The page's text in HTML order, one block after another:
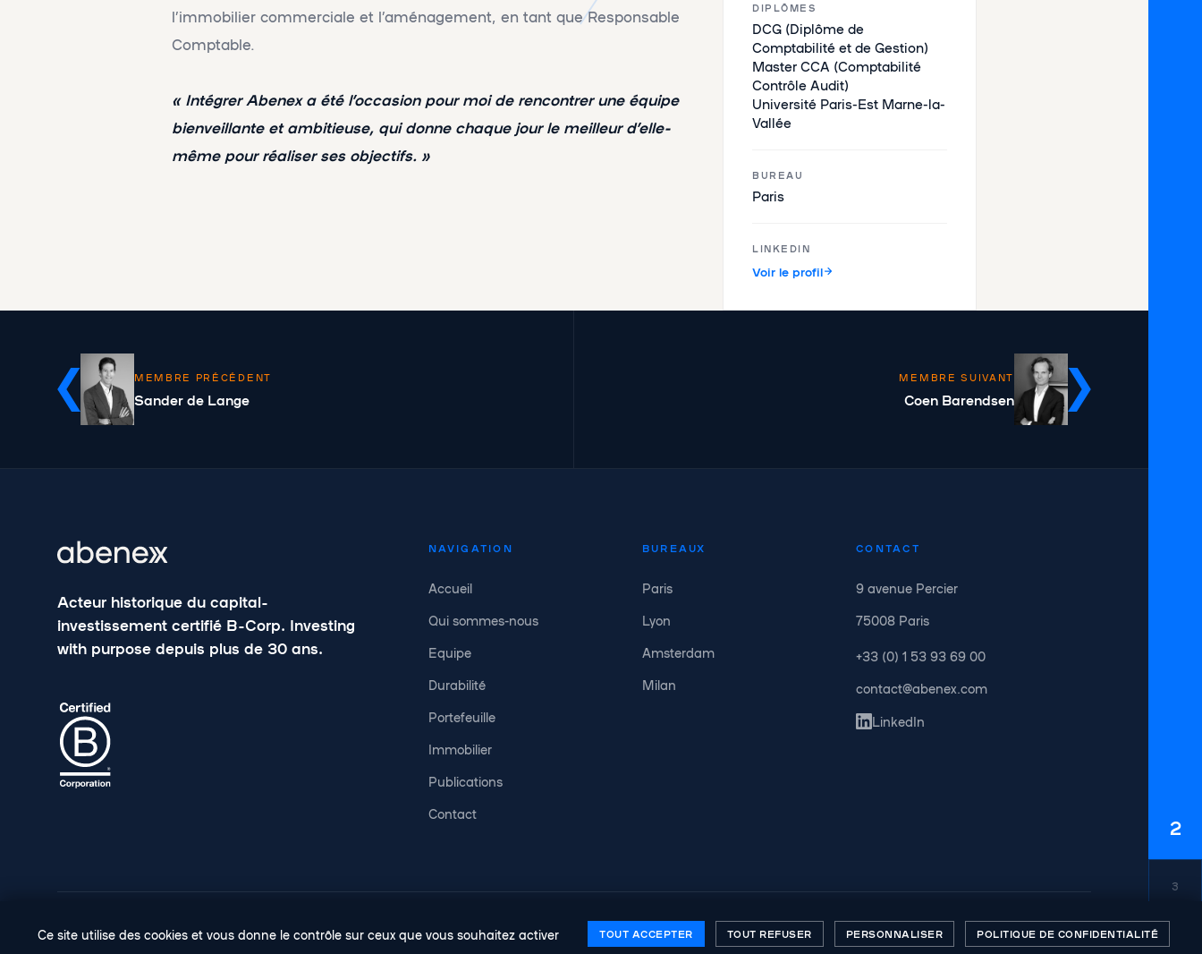
2
3
l’immobilier commerciale et l’aménagement, en tant que Responsable
Comptable.
« Intégrer Abenex a été l’occasion pour moi de rencontrer une équipe
bienveillante et ambitieuse, qui donne chaque jour le meilleur d’elle-
même pour réaliser ses objectifs. »
DIPLÔMES
DCG (Diplôme de
Comptabilité et de Gestion)
Master CCA (Comptabilité
Contrôle Audit)
Université Paris-Est Marne-la-
Vallée
BUREAU
Paris
LINKEDIN
Voir le profil
MEMBRE PRÉCÉDENT
Sander de Lange
MEMBRE SUIVANT
Coen Barendsen
→
Acteur historique du capital-
investissement certifié B-Corp. Investing
with purpose depuis plus de 30 ans.
NAVIGATION
Accueil
Qui sommes-nous
Equipe
Durabilité
Portefeuille
Immobilier
Publications
Contact
BUREAUX
Paris
Lyon
Amsterdam
Milan
CONTACT
9 avenue Percier
75008 Paris
+33 (0) 1 53 93 69 00
contact@abenex.com
LinkedIn
© Copyright Abenex. Tous droits réservés. Mentions légalesPolitique de confidentialité Design Agence K2
Ce site utilise des cookies et vous donne le contrôle sur ceux que vous souhaitez activer TOUT ACCEPTER TOUT REFUSER PERSONNALISER POLITIQUE DE CONFIDENTIALITÉ